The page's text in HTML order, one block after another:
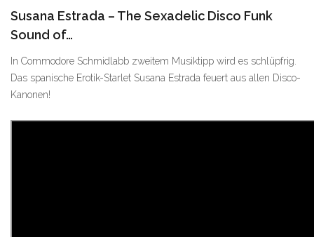
Susana Estrada – The Sexadelic Disco Funk
Sound of…
In Commodore Schmidlabb zweitem Musiktipp wird es schlüpfrig.
Das spanische Erotik-Starlet Susana Estrada feuert aus allen Disco-
Kanonen!